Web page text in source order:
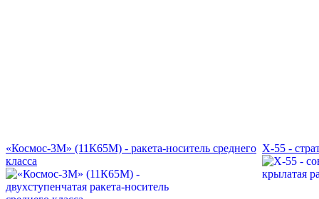
«Космос-3М» (11К65М) - ракета-носитель среднего
класса
Х-55 -